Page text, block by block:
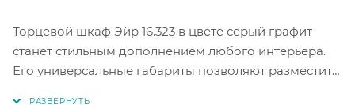
Торцевой шкаф Эйр 16.323 в цвете серый графит
станет стильным дополнением любого интерьера.
Его универсальные габариты позволяют разместить